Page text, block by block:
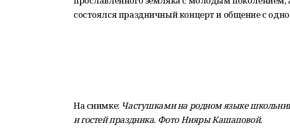
состоялся праздничный концерт и общение с
На снимке: Частушками на родном языке
и гостей праздника. Фото Нияры Кашаповой.